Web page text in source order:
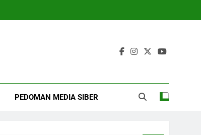
PEDOMAN MEDIA SIBER